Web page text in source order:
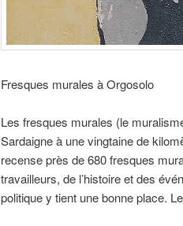
Fresques murales à Orgosolo
Les fresques murales (le
Sardaigne à une vingtaine de
recense près de 680 fresques
travailleurs, de l’histoire et des
politique y tient une bonne place.